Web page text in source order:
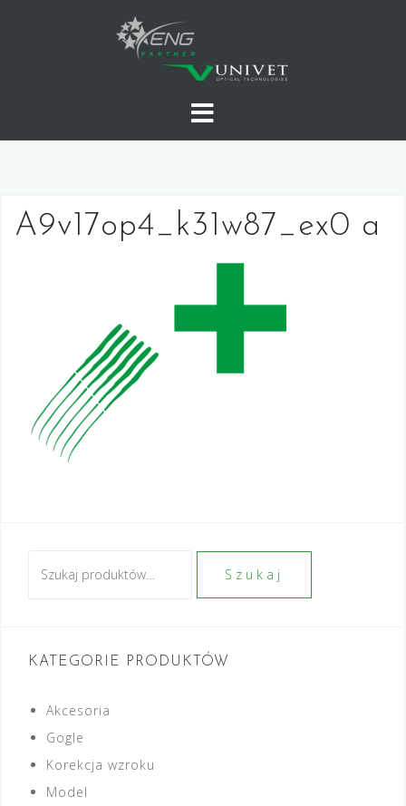
A9v17op4_k31w87_ex0 a
Szukaj
KATEGORIE PRODUKTÓW
Akcesoria
Gogle
Korekcja wzroku
Model